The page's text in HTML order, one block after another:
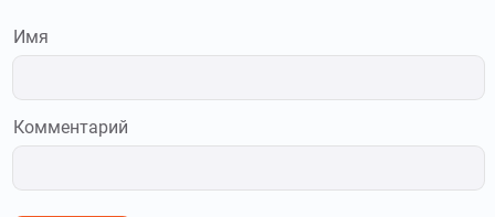
Имя
Комментарий